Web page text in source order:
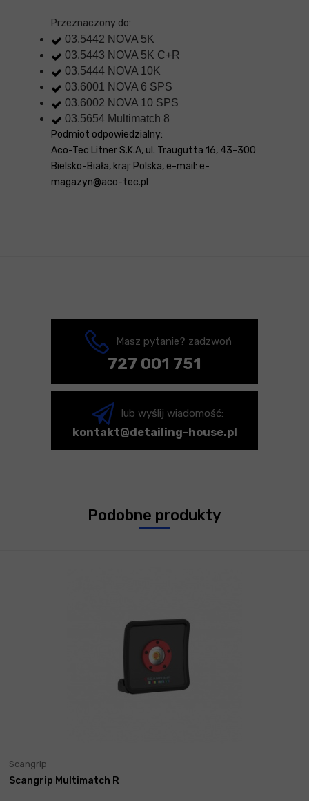
Przeznaczony do:
03.5442 NOVA 5K
03.5443 NOVA 5K C+R
03.5444 NOVA 10K
03.6001 NOVA 6 SPS
03.6002 NOVA 10 SPS
03.5654 Multimatch 8
Podmiot odpowiedzialny:
Aco-Tec Litner S.K.A, ul. Traugutta 16, 43-300
Bielsko-Biała, kraj: Polska, e-mail: e-
magazyn@aco-tec.pl
Masz pytanie? zadzwoń
727 001 751
lub wyślij wiadomość:
kontakt@detailing-house.pl
Podobne produkty
Scangrip
Scangrip Multimatch R